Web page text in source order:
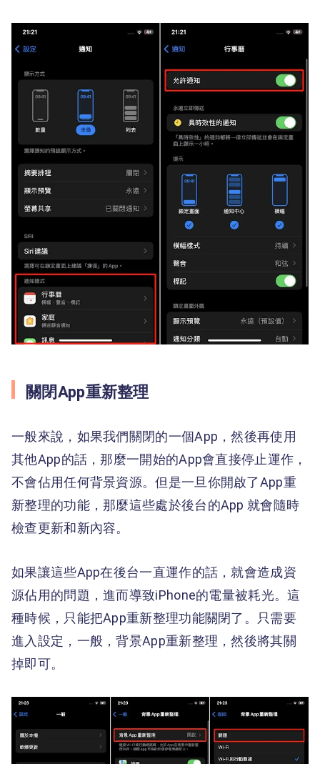
關閉App重新整理
一般來說，如果我們關閉的一個App，然後再使用
其他App的話，那麼一開始的App會直接停止運作，
不會佔用任何背景資源。但是一旦你開啟了App重
新整理的功能，那麼這些處於後台的App 就會隨時
檢查更新和新內容。
如果讓這些App在後台一直運作的話，就會造成資
源佔用的問題，進而導致iPhone的電量被耗光。這
種時候，只能把App重新整理功能關閉了。只需要
進入設定，一般，背景App重新整理，然後將其關
掉即可。